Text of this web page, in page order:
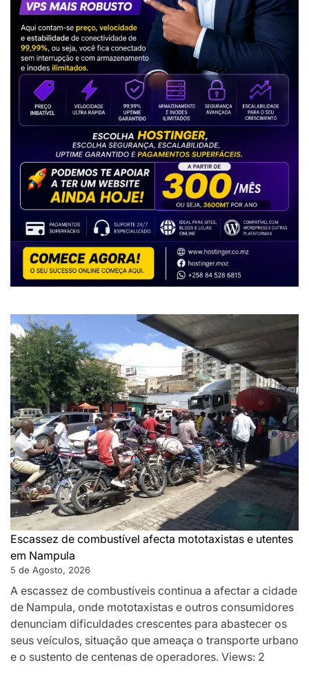
Escassez de combustível afecta mototaxistas e utentes
em Nampula
5 de Agosto, 2026
A escassez de combustíveis continua a afectar a cidade
de Nampula, onde mototaxistas e outros consumidores
denunciam dificuldades crescentes para abastecer os
seus veículos, situação que ameaça o transporte urbano
e o sustento de centenas de operadores. Views: 2